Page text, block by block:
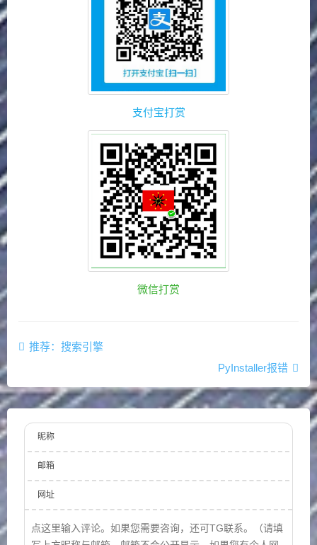
支付宝打赏
微信打赏
推荐：搜索引擎
PyInstaller报错
昵称
邮箱
网址